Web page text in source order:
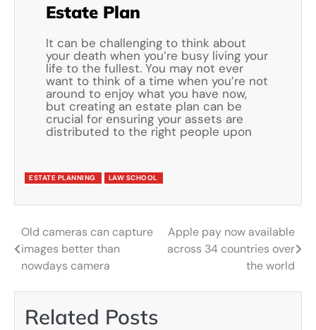
Estate Plan
It can be challenging to think about
your death when you’re busy living your
life to the fullest. You may not ever
want to think of a time when you’re not
around to enjoy what you have now,
but creating an estate plan can be
crucial for ensuring your assets are
distributed to the right people upon
ESTATE PLANNING LAW SCHOOL
Navigácia
v
článku
Old cameras can capture
images better than
nowdays camera
Apple pay now available
across 34 countries over
the world
Related Posts